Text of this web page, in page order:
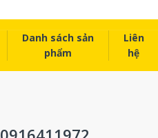
Danh sách sản
phẩm
Liên
hệ